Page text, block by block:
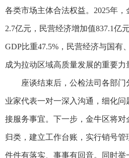
各类市场主体合法权益。2025年
2.7亿元，民营经济增加值837.1亿
GDP比重47.5%，民营经济与国有
成为拉动区域高质量发展的重要力
座谈结束后，公检法司各部门
业家代表一对一深入沟通，细化
接服务事宜。下一步，金牛区将
归类，建立工作台账，实行销号
件件有落实、事事有回音。同时